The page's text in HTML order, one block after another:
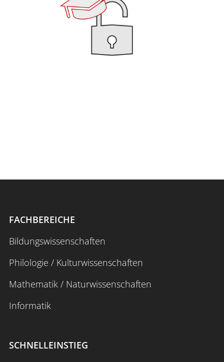
FACHBEREICHE
Bildungswissenschaften
Philologie / Kulturwissenschaften
Mathematik / Naturwissenschaften
Informatik
SCHNELLEINSTIEG